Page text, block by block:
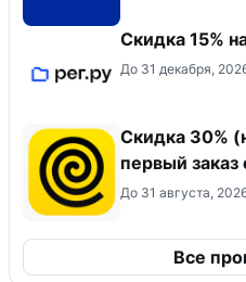
Скидка 15%
До 31 декабря,
Скидка 30%
первый
До 31 августа,
Все